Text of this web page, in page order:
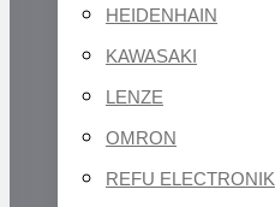
HEIDENHAIN
KAWASAKI
LENZE
OMRON
REFU ELECTRONIK